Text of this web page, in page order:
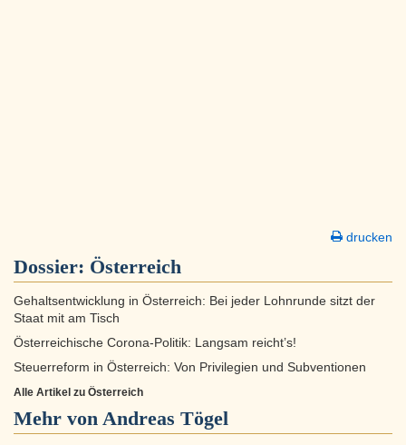
drucken
Dossier: Österreich
Gehaltsentwicklung in Österreich: Bei jeder Lohnrunde sitzt der
Staat mit am Tisch
Österreichische Corona-Politik: Langsam reicht’s!
Steuerreform in Österreich: Von Privilegien und Subventionen
Alle Artikel zu Österreich
Mehr von Andreas Tögel